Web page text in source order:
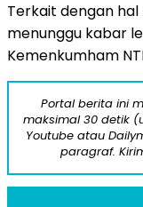
Terkait dengan
menunggu kabar
Kemenkumham
Portal berita ini
maksimal 30 detik
Youtube atau
paragraf.